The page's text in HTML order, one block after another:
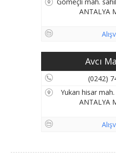
ANTALYA
Avcı
(0242)
Yukarı hisar
ANTALYA